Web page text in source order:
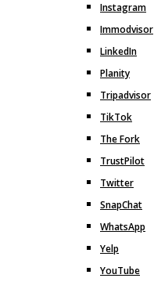
Instagram
Immodvisor
LinkedIn
Planity
Tripadvisor
TikTok
The Fork
TrustPilot
Twitter
SnapChat
WhatsApp
Yelp
YouTube